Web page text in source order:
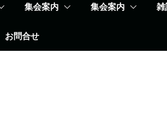
集会案内 集会案内
お問合せ